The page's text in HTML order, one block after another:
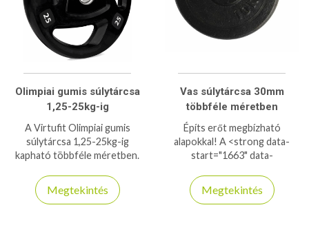
Olimpiai gumis súlytárcsa
1,25-25kg-ig
A Virtufit Olimpiai gumis
súlytárcsa 1,25-25kg-ig
kapható többféle méretben.
Megtekintés
Vas súlytárcsa 30mm
többféle méretben
Építs erőt megbízható
alapokkal! A <strong data-
start="1663" data-
súlytárcsák</strong> tartós
öntöttvas kialakítással és
Megtekintés